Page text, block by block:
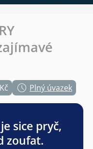
Plný úvazek
sice pryč,
zoufat.